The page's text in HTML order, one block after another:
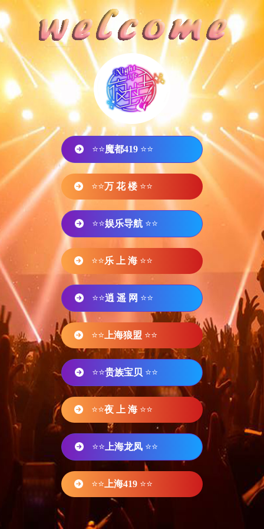
⭐⭐魔都419 ⭐⭐
⭐⭐万 花 楼 ⭐⭐
⭐⭐娱乐导航 ⭐⭐
⭐⭐乐 上 海 ⭐⭐
⭐⭐逍 遥 网 ⭐⭐
⭐⭐ 上海狼盟 ⭐⭐
⭐⭐贵族宝贝 ⭐⭐
⭐⭐夜 上 海 ⭐⭐
⭐⭐ 上海龙凤 ⭐⭐
⭐⭐ 上海419 ⭐⭐